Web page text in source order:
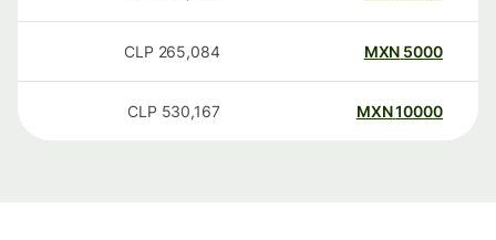
5000
MXN
265,084
CLP
10000
MXN
530,167
CLP